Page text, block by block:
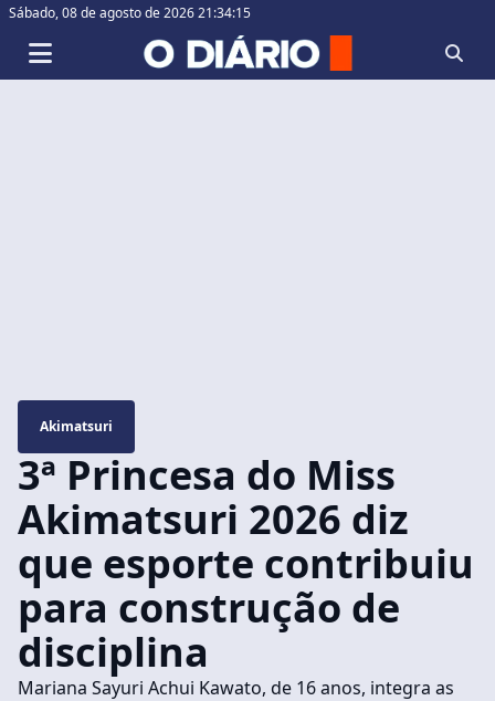
Sábado,08 de agosto de 2026 21:34:16
Akimatsuri
3ª Princesa do Miss
Akimatsuri 2026 diz
que esporte contribuiu
para construção de
disciplina
Mariana Sayuri Achui Kawato, de 16 anos, integra as